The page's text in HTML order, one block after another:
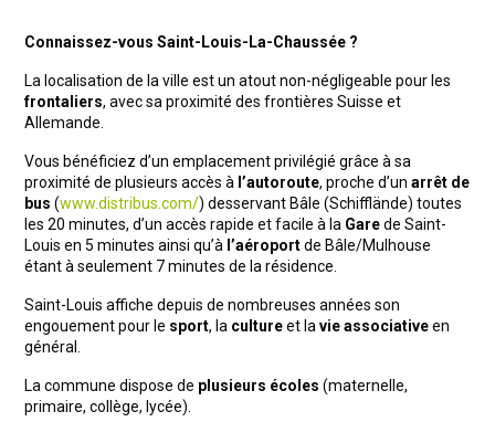
Connaissez-vous Saint-Louis-La-Chaussée ?
La localisation de la ville est un atout non-négligeable pour les
frontaliers, avec sa proximité des frontières Suisse et
Allemande.
Vous bénéficiez d’un emplacement privilégié grâce à sa
proximité de plusieurs accès à l’autoroute, proche d’un arrêt de
bus (www.distribus.com/) desservant Bâle (Schifflände) toutes
les 20 minutes, d’un accès rapide et facile à la Garede Saint-
Louis en 5 minutes ainsi qu’à l’aéroportde Bâle/Mulhouse
étant à seulement 7 minutes de la résidence.
Saint-Louis affiche depuis de nombreuses années son
engouement pour le sport, la cultureet la vie associativeen
général.
La commune dispose de plusieurs écoles (maternelle,
primaire, collège, lycée).